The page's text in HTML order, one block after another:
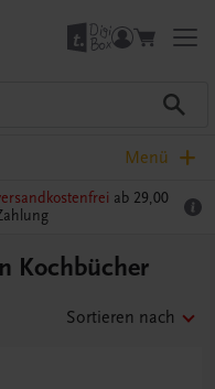
Menü
ab 29,00
Kochbücher
Sortieren nach